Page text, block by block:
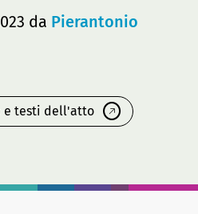
da Pierantonio
e testi dell'atto